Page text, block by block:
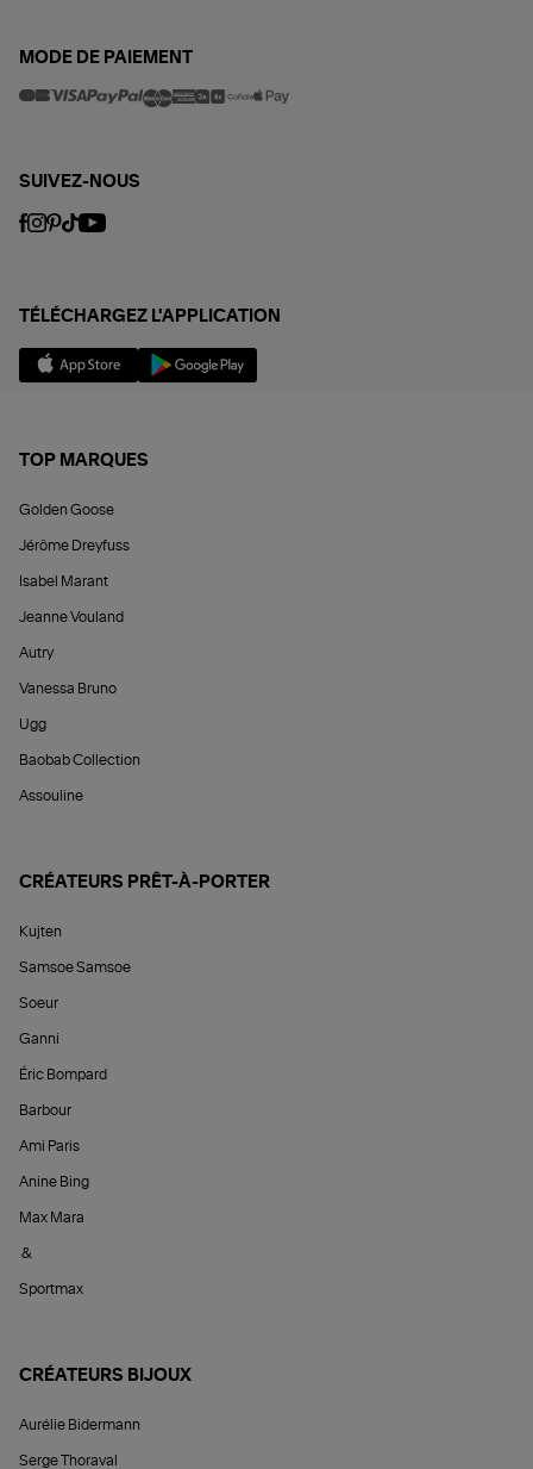
MODE DE PAIEMENT
SUIVEZ-NOUS
TÉLÉCHARGEZ L'APPLICATION
TOP MARQUES
Golden Goose
Jérôme Dreyfuss
Isabel Marant
Jeanne Vouland
Autry
Vanessa Bruno
Ugg
Baobab Collection
Assouline
CRÉATEURS PRÊT-À-PORTER
Kujten
Samsoe Samsoe
Soeur
Ganni
Éric Bompard
Barbour
Ami Paris
Anine Bing
Max Mara
&
Sportmax
CRÉATEURS BIJOUX
Aurélie Bidermann
Serge Thoraval